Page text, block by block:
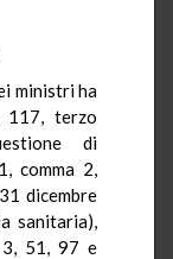
ministri ha
117, terzo
di
comma 2,
dicembre
sanitaria),
51, 97 e